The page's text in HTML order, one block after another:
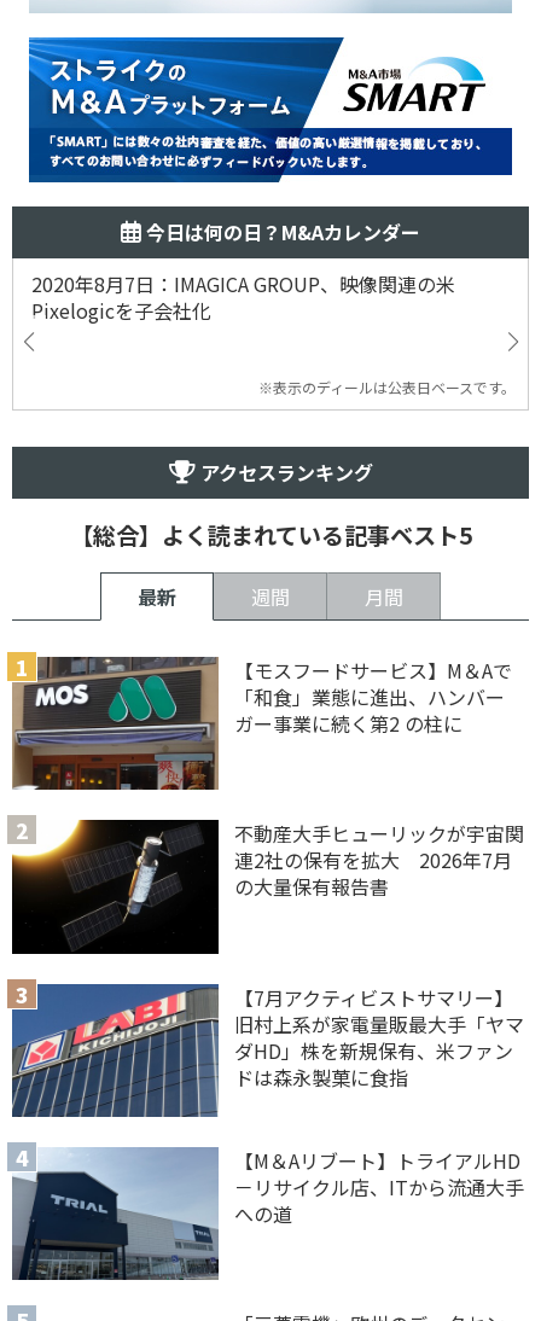
今日は何の日？M&Aカレンダー
2020年8月7日：IMAGICA GROUP、映像関連の米
Pixelogicを子会社化
※表示のディールは公表日ベースです。
アクセスランキング
【総合】よく読まれている記事ベスト5
最新 週間 月間
【モスフードサービス】M＆Aで
「和食」業態に進出、ハンバー
ガー事業に続く第2 の柱に
不動産大手ヒューリックが宇宙関
連2社の保有を拡大 2026年7月
の大量保有報告書
【7月アクティビストサマリー】
旧村上系が家電量販最大手「ヤマ
ダHD」株を新規保有、米ファン
ドは森永製菓に食指
【M＆Aリブート】トライアルHD
－リサイクル店、ITから流通大手
への道